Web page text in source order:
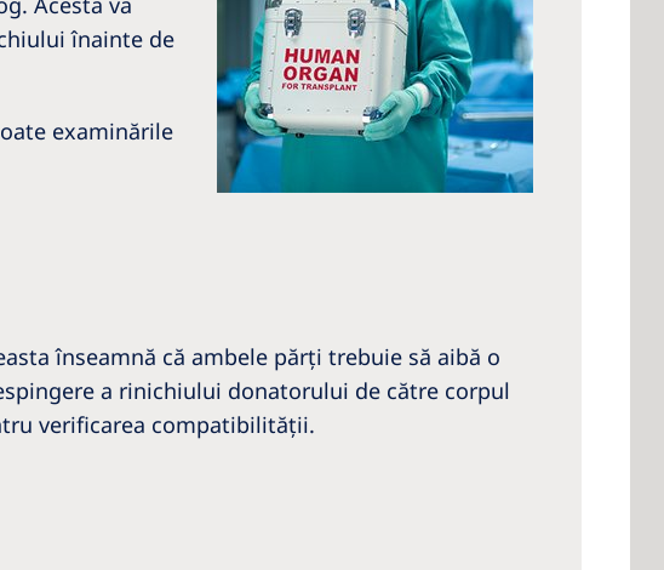
înainte de
examinările
înseamnă că ambele părţi trebuie să aibă o
a rinichiului donatorului de către corpul
verificarea compatibilităţii.